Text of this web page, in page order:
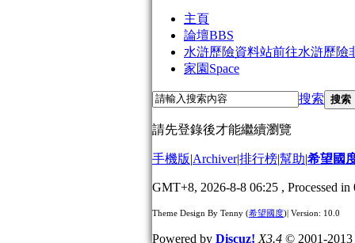
主頁
論壇BBS
水滸歷險資料站前往水滸歷險
家園 Space
搜索 搜索
請先登錄後才能繼續瀏覽
手機版|Archiver|排行榜|幫助|希望國
GMT+8, 2026-8-8 06:25 , Processed
Theme Design By Tenny (希望國度)| Version: 10.0
Powered by Discuz! X3.4 © 2001-2013